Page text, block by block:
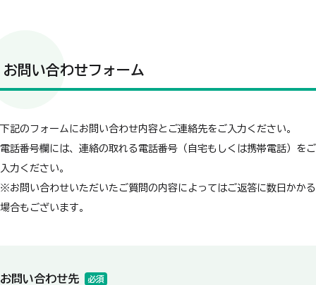
お問い合わせフォーム
下記のフォームにお問い合わせ内容とご連絡先をご入力ください。
電話番号欄には、連絡の取れる電話番号（自宅もしくは携帯電話）をご
入力ください。
※お問い合わせいただいたご質問の内容によってはご返答に数日かかる
場合もございます。
お問い合わせ先 必須